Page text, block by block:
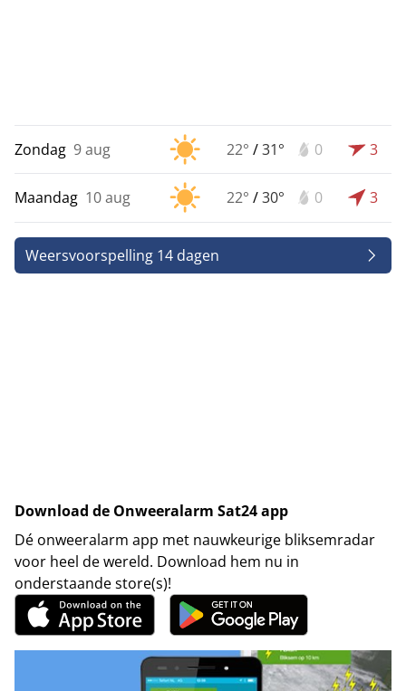
Zondag 9 aug 22° /31° 0 3
Maandag 10 aug 22° /30° 0 3
Weersvoorspelling 14 dagen
Download de Onweeralarm Sat24 app
Dé onweeralarm app met nauwkeurige bliksemradar
voor heel de wereld. Download hem nu in
onderstaande store(s)!